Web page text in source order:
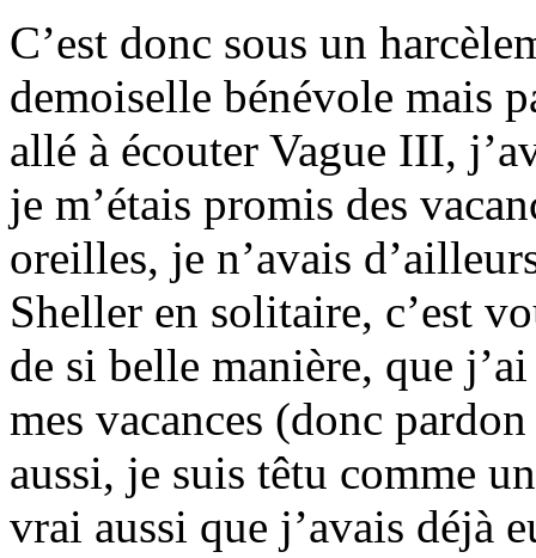
C’est donc sous un
demoiselle bénévole mais
allé à écouter Vague III,
je m’étais promis des
oreilles, je n’avais
Sheller en solitaire, c’est
de si belle manière, que
mes vacances (donc
aussi, je suis têtu comme
vrai aussi que j’avais déjà